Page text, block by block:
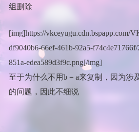
组删除
[img]https://vkceyugu.cdn.bspapp.com/
df9040b6-66ef-461b-92a5-
851a-edea589d3f9c.png[/img]
至于为什么不用b = a来复制，因为涉
的问题，因此不细说